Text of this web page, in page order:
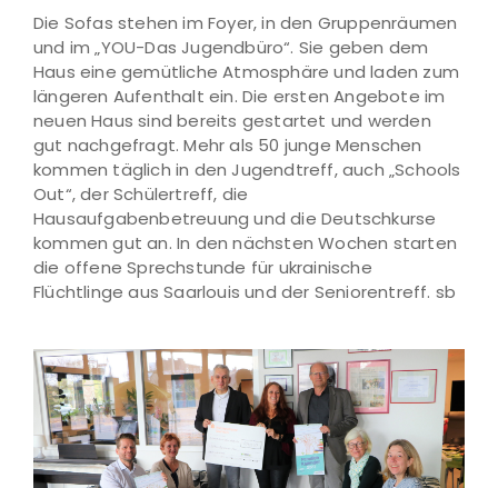
Die Sofas stehen im Foyer, in den Gruppenräumen
und im „YOU-Das Jugendbüro“. Sie geben dem
Haus eine gemütliche Atmosphäre und laden zum
längeren Aufenthalt ein. Die ersten Angebote im
neuen Haus sind bereits gestartet und werden
gut nachgefragt. Mehr als 50 junge Menschen
kommen täglich in den Jugendtreff, auch „Schools
Out“, der Schülertreff, die
Hausaufgabenbetreuung und die Deutschkurse
kommen gut an. In den nächsten Wochen starten
die offene Sprechstunde für ukrainische
Flüchtlinge aus Saarlouis und der Seniorentreff. sb